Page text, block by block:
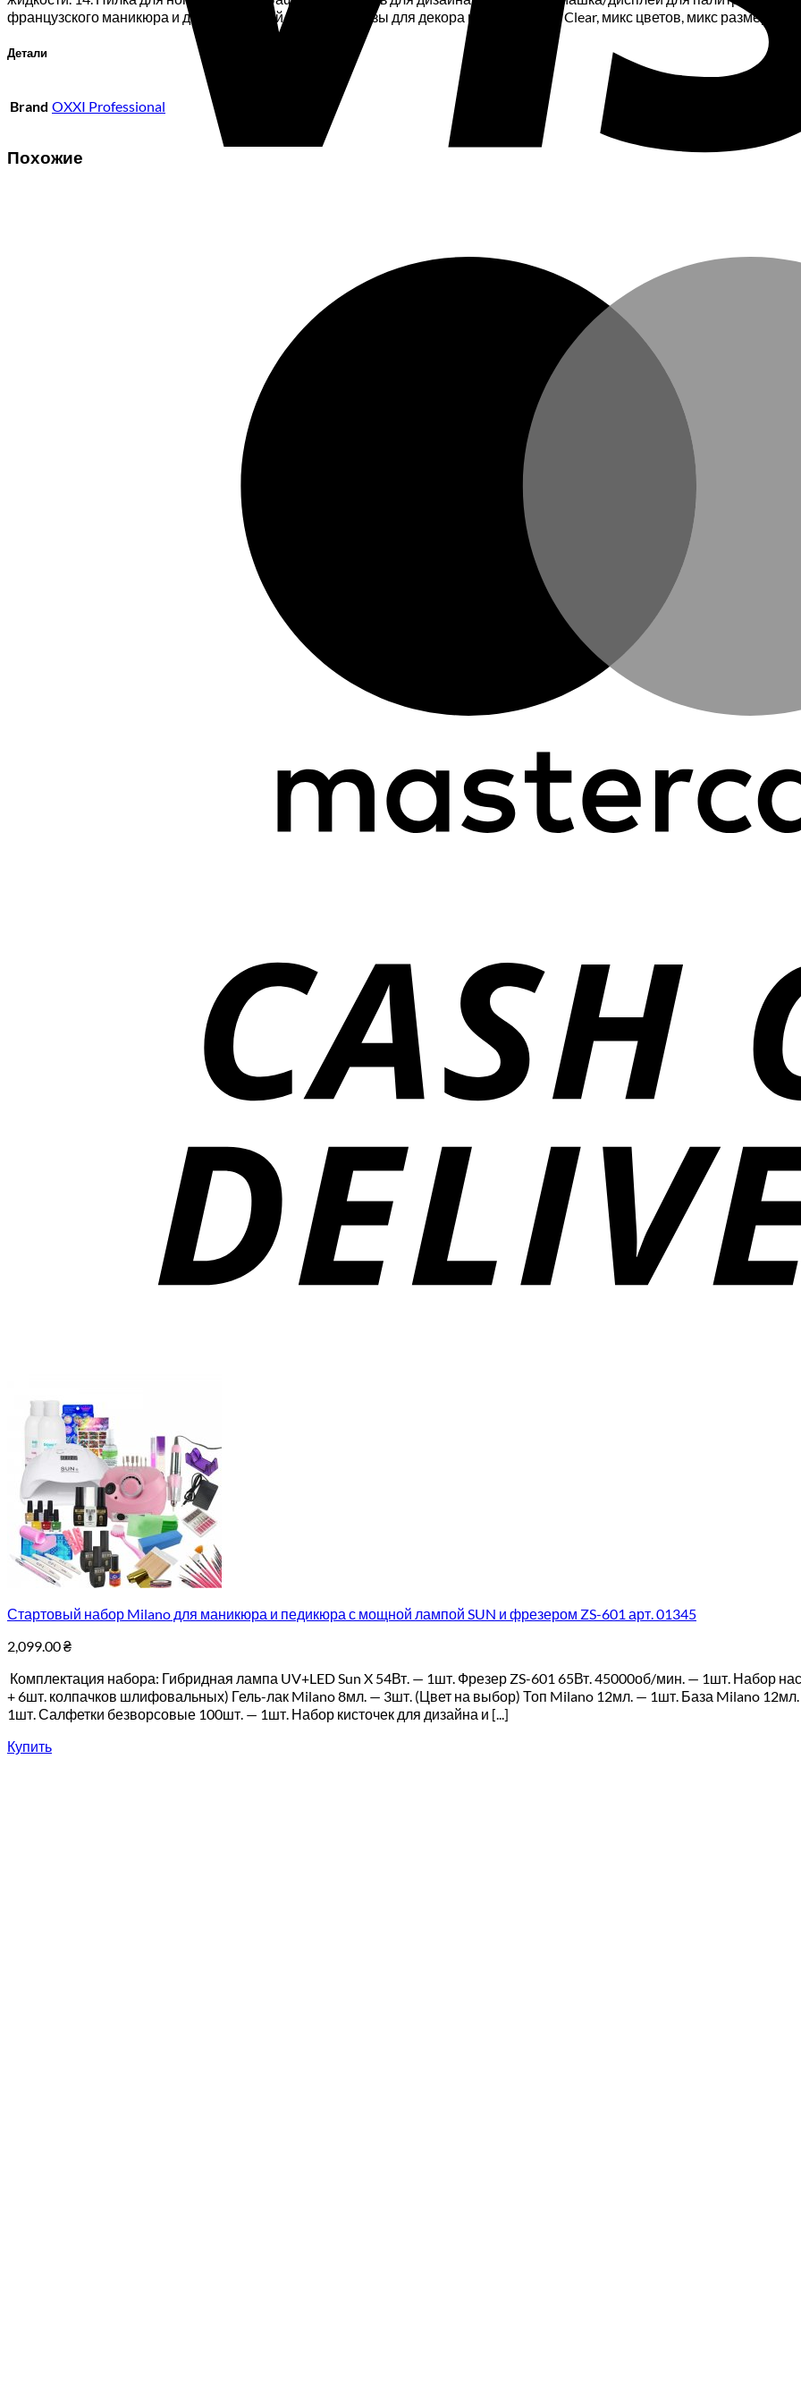
французского маникюра и дизайна ногтей 1 шт.20. Стразы для декора ногтей, Crystal Clear, микс цветов, микс размеров
Детали
Brand OXXI Professional
Похожие
Стартовый набор Milano для маникюра и педикюра с мощной лампой SUN и фрезером ZS-601 арт. 01345
2,099.00₴
Комплектация набора: Гибридная лампа UV+LED Sun X 54Вт. — 1шт. Фрезер ZS-601 65Вт. 45000об/мин. — 1шт. Набор
+ 6шт. колпачков шлифовальных) Гель-лак Milano 8мл. — 3шт. (Цвет на выбор) Топ Milano 12мл. — 1шт. База Milano
1шт. Салфетки безворсовые 100шт. — 1шт. Набор кисточек для дизайна и [...]
Купить